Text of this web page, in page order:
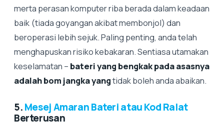
merta perasan komputer riba berada dalam keadaan
baik (tiada goyangan akibat membonjol) dan
beroperasi lebih sejuk. Paling penting, anda telah
menghapuskan risiko kebakaran. Sentiasa utamakan
keselamatan – bateri yang bengkak pada asasnya
adalah bom jangka yangtidak boleh anda abaikan.
5.Mesej Amaran Bateri atau Kod Ralat
Berterusan